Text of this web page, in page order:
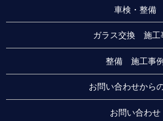
車検・整備
ガラス交換 施工
整備 施工事例
お問い合わせから
お問い合わせ